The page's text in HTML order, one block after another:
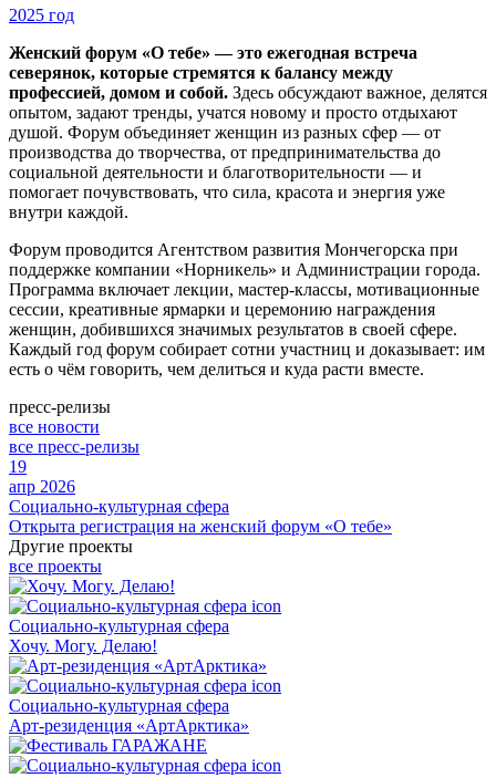
2025 год
Женский форум «О тебе» — это ежегодная встреча
северянок, которые стремятся к балансу между
профессией, домом и собой. Здесь обсуждают важное, делятся
опытом, задают тренды, учатся новому и просто отдыхают
душой. Форум объединяет женщин из разных сфер — от
производства до творчества, от предпринимательства до
социальной деятельности и благотворительности — и
помогает почувствовать, что сила, красота и энергия уже
внутри каждой.
Форум проводится Агентством развития Мончегорска при
поддержке компании «Норникель» и Администрации города.
Программа включает лекции, мастер-классы, мотивационные
сессии, креативные ярмарки и церемонию награждения
женщин, добившихся значимых результатов в своей сфере.
Каждый год форум собирает сотни участниц и доказывает: им
есть о чём говорить, чем делиться и куда расти вместе.
пресс-релизы
все новости
все пресс-релизы
19
апр 2026
Социально-культурная сфера
Открыта регистрация на женский форум «О тебе»
Другие проекты
все проекты
Социально-культурная сфера
Хочу. Могу. Делаю!
Социально-культурная сфера
Арт-резиденция «АртАрктика»